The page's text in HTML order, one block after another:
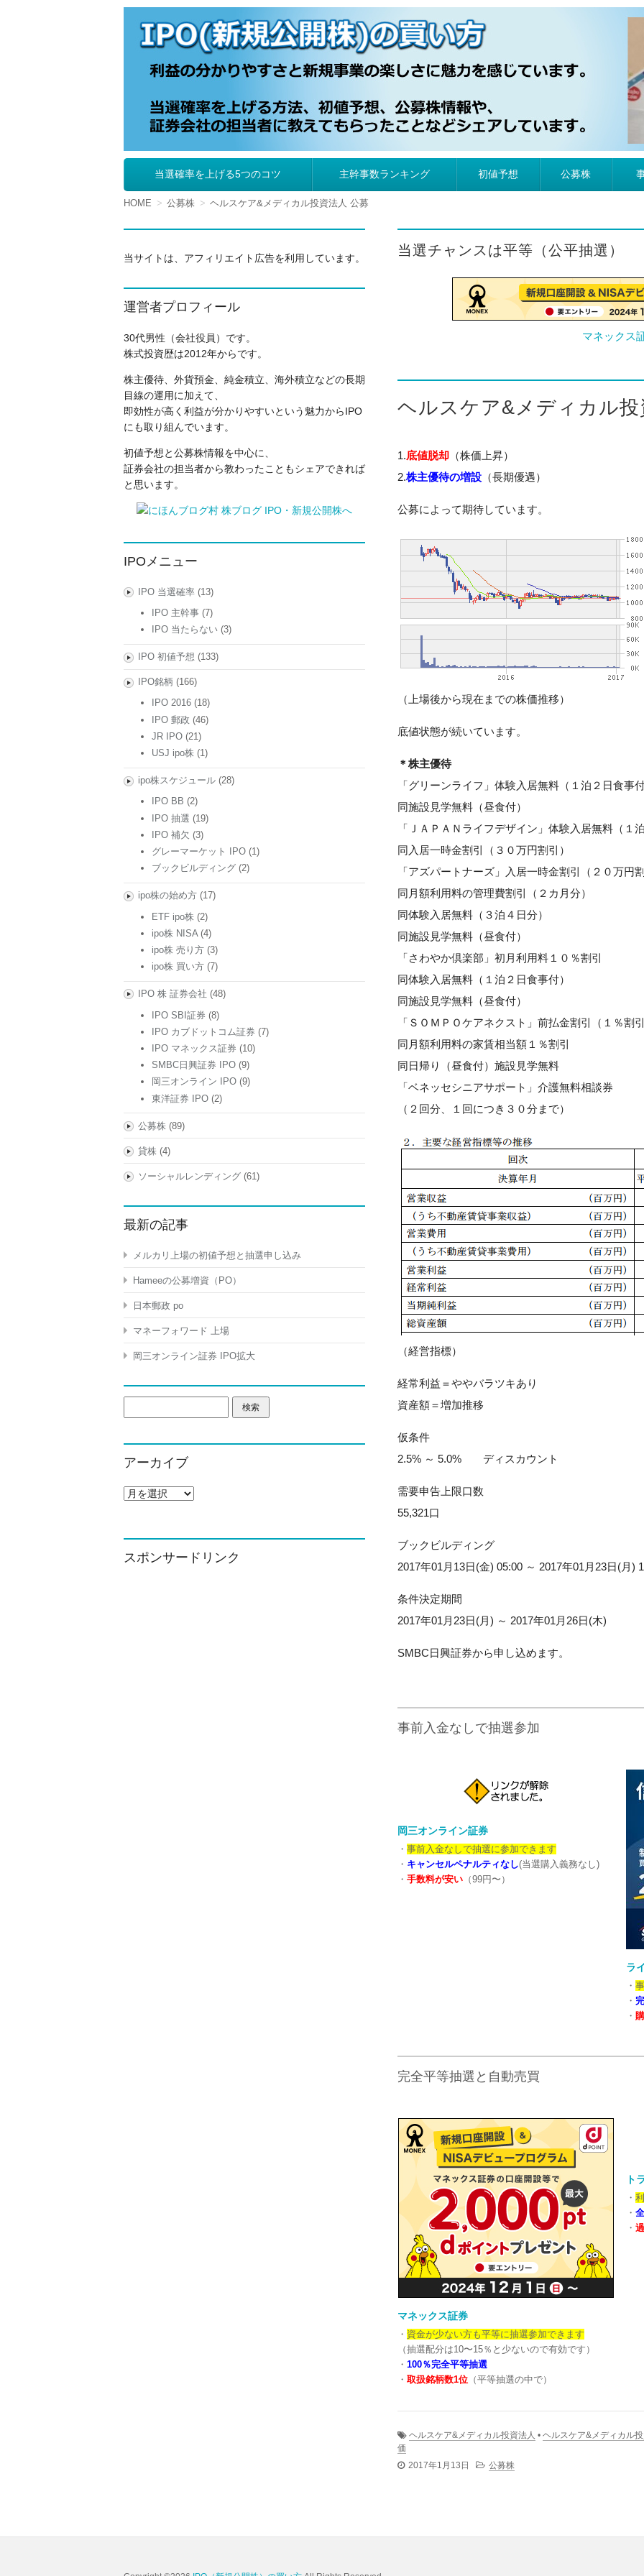
IPO（新規公開株）の買い方
ン
テ
ツ
移
当選確率を上げる5つのコツ 主幹事数ランキング 初値予想 公募株
HOME 公募株 ヘルスケア&メディカル投資法人 公募
当選チャンスは平等（公平抽選）
マネックス
ヘルスケア&メディカル
1.底値脱却 （株価上昇）
2.株主優待の増設 （長期優遇）
公募によって期待しています。
（上場後から現在までの株価推移）
底値状態が続いています。
＊株主優待
「グリーンライフ」体験入居無料（１泊２日食事
同施設見学無料（昼食付）
「ＪＡＰＡＮライフデザイン」体験入居無料（１
同入居一時金割引（３０万円割引）
「アズパートナーズ」入居一時金割引（２０万円
同月額利用料の管理費割引（２カ月分）
同体験入居無料（３泊４日分）
同施設見学無料（昼食付）
「さわやか倶楽部」初月利用料１０％割引
同体験入居無料（１泊２日食事付）
同施設見学無料（昼食付）
「ＳＯＭＰＯケアネクスト」前払金割引（１％割
同月額利用料の家賃相当額１％割引
同日帰り（昼食付）施設見学無料
「ベネッセシニアサポート」介護無料相談券
（２回分、１回につき３０分まで）
（経営指標）
経常利益＝ややバラツキあり
資産額＝増加推移
仮条件
2.5% ～ 5.0% ディスカウント
需要申告上限口数
55,321口
ブックビルディング
2017年01月13日(金) 05:00 ～ 2017年01月23日(月)
条件決定期間
2017年01月23日(月) ～ 2017年01月26日(木)
SMBC日興証券から申し込めます。
事前入金なしで抽選参加
岡三オンライン証券
・ 事前入金なしで抽選に参加できます
・ キャンセルペナルティなし(当選購入義務なし)
・ 手数料が安い （99円〜）
ラ
・
・
・
完全平等抽選と自動売買
マネックス証券
・ 資金が少ない方も平等に抽選参加できます
（抽選配分は10〜15％と少ないので有効です）
・ 100％完全平等抽選
・ 取扱銘柄数1位 （平等抽選の中で）
ト
・
・
・
ヘルスケア&メディカル投資法人 • ヘルスケア&メディカル
価
2017年1月13日
公募株
当サイトは、アフィリエイト広告を利用しています。
運営者プロフィール
30代男性（会社役員）です。
株式投資歴は2012年からです。
株主優待、外貨預金、純金積立、海外積立などの長期
目線の運用に加えて、
即効性が高く利益が分かりやすいという魅力からIPO
にも取り組んでいます。
初値予想と公募株情報を中心に、
証券会社の担当者から教わったこともシェアできれば
と思います。
IPOメニュー
IPO 当選確率(13)
IPO 主幹事 (7)
IPO 当たらない (3)
IPO 初値予想 (133)
IPO銘柄 (166)
IPO 2016 (18)
IPO 郵政 (46)
JR IPO (21)
USJ ipo株 (1)
ipo株スケジュール(28)
IPO BB (2)
IPO 抽選 (19)
IPO 補欠 (3)
グレーマーケット IPO (1)
ブックビルディング (2)
ipo株の始め方(17)
ETF ipo株 (2)
ipo株 NISA (4)
ipo株 売り方 (3)
ipo株 買い方 (7)
IPO 株 証券会社 (48)
IPO SBI証券 (8)
IPO カブドットコム証券 (7)
IPO マネックス証券 (10)
SMBC日興証券 IPO (9)
岡三オンライン IPO (9)
東洋証券 IPO (2)
公募株(89)
貸株(4)
ソーシャルレンディング(61)
最新の記事
メルカリ上場の初値予想と抽選申し込み
Hameeの公募増資（PO）
日本郵政 po
マネーフォワード 上場
岡三オンライン証券 IPO拡大
索:
アーカイブ
ア
イ
ブ
スポンサードリンク